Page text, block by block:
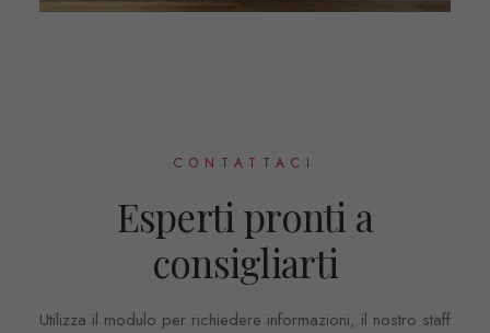
CONTATTACI
Esperti pronti a
consigliarti
Utilizza il modulo per richiedere informazioni, il nostro staff